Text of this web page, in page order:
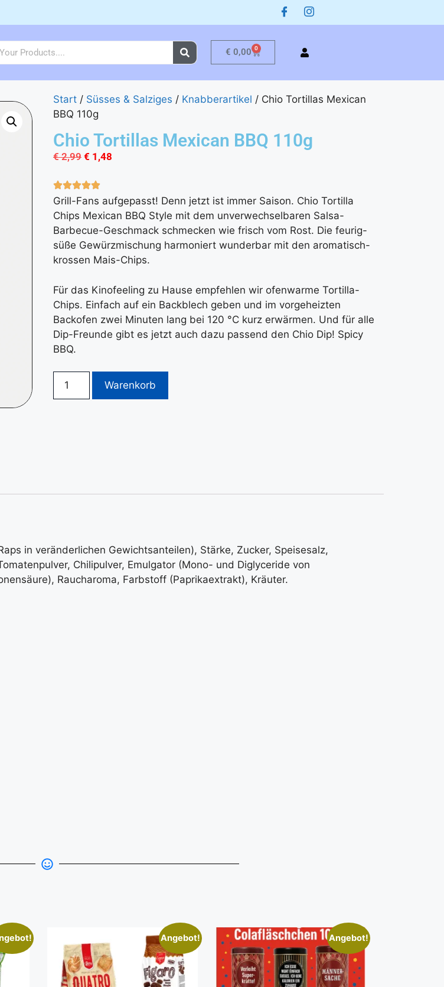
€ 0,00 0
Start / Süsses & Salziges / Knabberartikel / Chio Tortillas Mexican
BBQ 110g
Chio Tortillas Mexican BBQ 110g
€2,99 € 1,48
Grill-Fans aufgepasst! Denn jetzt ist immer Saison. Chio Tortilla
Chips Mexican BBQ Style mit dem unverwechselbaren Salsa-
Barbecue-Geschmack schmecken wie frisch vom Rost. Die feurig-
süße Gewürzmischung harmoniert wunderbar mit den aromatisch-
krossen Mais-Chips.
Für das Kinofeeling zu Hause empfehlen wir ofenwarme Tortilla-
Chips. Einfach auf ein Backblech geben und im vorgeheizten
Backofen zwei Minuten lang bei 120 °C kurz erwärmen. Und für alle
Dip-Freunde gibt es jetzt auch dazu passend den Chio Dip! Spicy
BBQ.
Warenkorb
in veränderlichen Gewichtsanteilen), Stärke, Zucker, Speisesalz,
Chilipulver, Emulgator (Mono- und Diglyceride von
Raucharoma, Farbstoff (Paprikaextrakt), Kräuter.
Angebot! Angebot!